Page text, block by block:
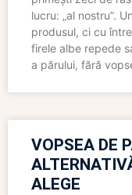
lucru: „al nostru”.
produsul, ci cu
firele albe repede
a părului, fără
VOPSEA DE
ALEGE